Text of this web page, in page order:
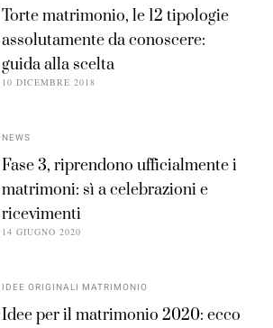
Torte matrimonio, le 12 tipologie
assolutamente da conoscere:
guida alla scelta
10 DICEMBRE 2018
NEWS
Fase 3, riprendono ufficialmente i
matrimoni: sì a celebrazioni e
ricevimenti
14 GIUGNO 2020
IDEE ORIGINALI MATRIMONIO
Idee per il matrimonio 2020: ecco